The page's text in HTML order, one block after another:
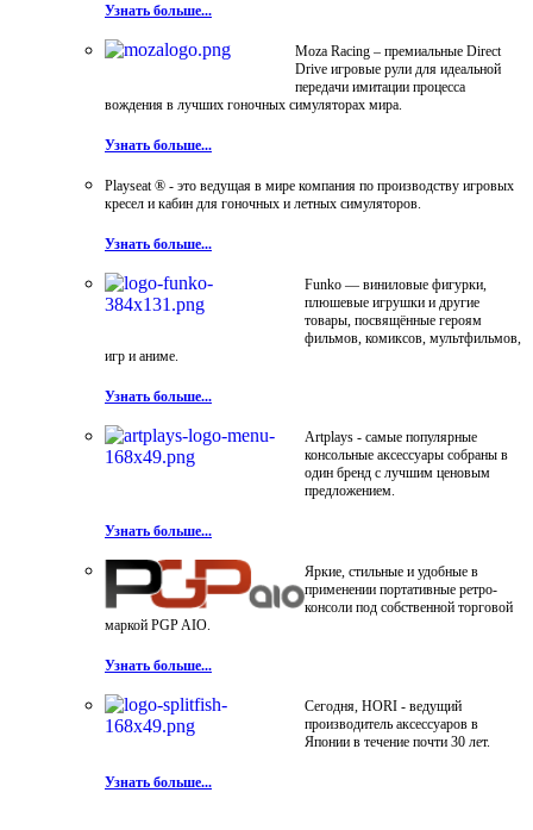
Узнать больше...
Moza Racing – премиальные Direct
Drive игровые рули для идеальной
передачи имитации процесса
вождения в лучших гоночных симуляторах мира.
Узнать больше...
Playseat ® - это ведущая в мире компания по производству игровых
кресел и кабин для гоночных и летных симуляторов.
Узнать больше...
Funko — виниловые фигурки,
плюшевые игрушки и другие
товары, посвящённые героям
фильмов, комиксов, мультфильмов,
игр и аниме.
Узнать больше...
Artplays - самые популярные
консольные аксессуары собраны в
один бренд с лучшим ценовым
предложением.
Узнать больше...
Яркие, стильные и удобные в
применении портативные ретро-
консоли под собственной торговой
маркой PGP AIO.
Узнать больше...
Сегодня, HORI - ведущий
производитель аксессуаров в
Японии в течение почти 30 лет.
Узнать больше...